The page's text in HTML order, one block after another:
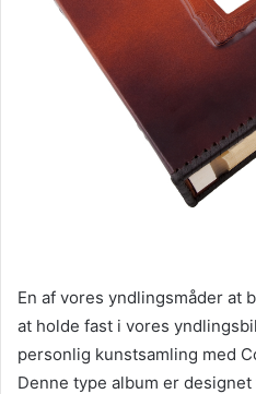
En af vores yndlingsmåder at
at holde fast i vores
personlig kunstsamling med
Denne type album er